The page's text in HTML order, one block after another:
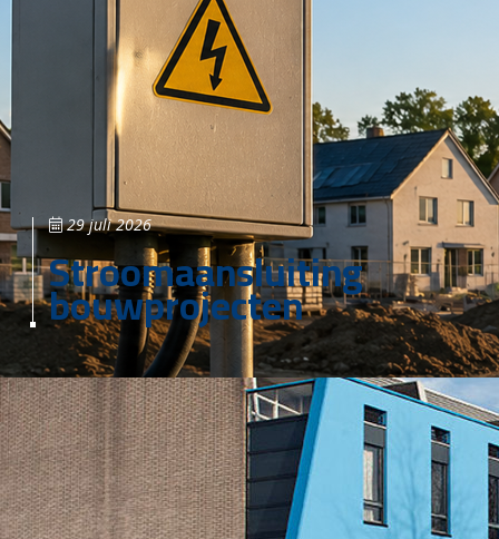
29 juli 2026
Stroomaansluiting
bouwprojecten